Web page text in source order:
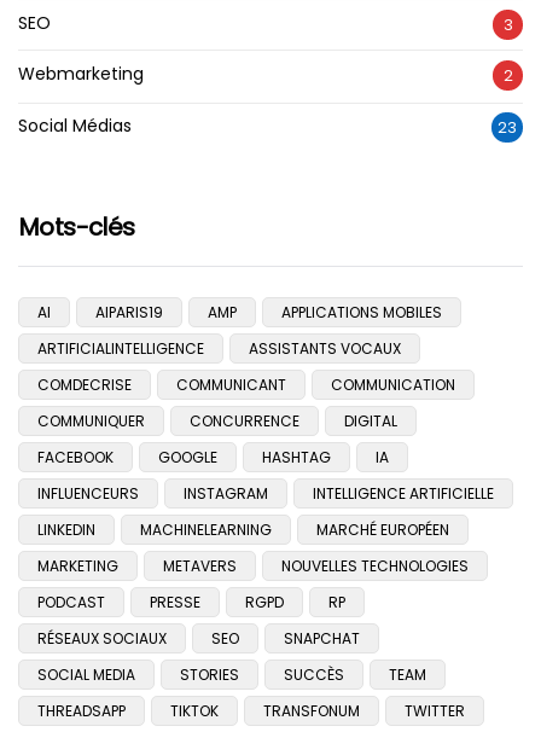
SEO 3
Webmarketing 2
Social Médias 23
Mots-clés
AI AIPARIS19 AMP
APPLICATIONS MOBILES
ARTIFICIALINTELLIGENCE
ASSISTANTS VOCAUX
COMDECRISE
COMMUNICANT
COMMUNICATION
COMMUNIQUER
CONCURRENCE
DIGITAL
FACEBOOK
GOOGLE HASHTAG
IA
INFLUENCEURS
INSTAGRAM
INTELLIGENCE ARTIFICIELLE
LINKEDIN
MACHINELEARNING
MARCHÉ EUROPÉEN
MARKETING
METAVERS
NOUVELLES TECHNOLOGIES
PODCAST
PRESSE RGPD
RP
RÉSEAUX SOCIAUX
SEO
SNAPCHAT
SOCIAL MEDIA
STORIES SUCCÈS
TEAM
THREADSAPP
TIKTOK TRANSFONUM TWITTER